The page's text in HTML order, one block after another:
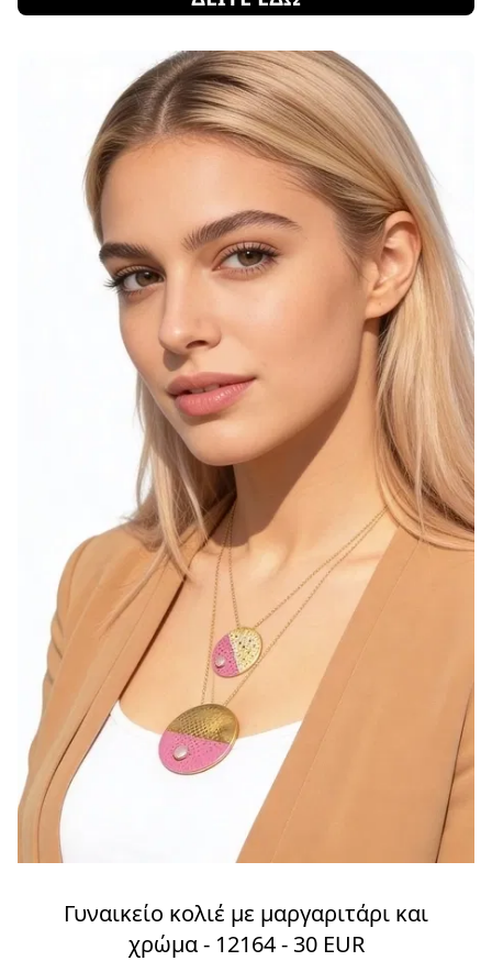
Γυναικείο κολιέ με μαργαριτάρι και
χρώμα - 12164 - 30 EUR